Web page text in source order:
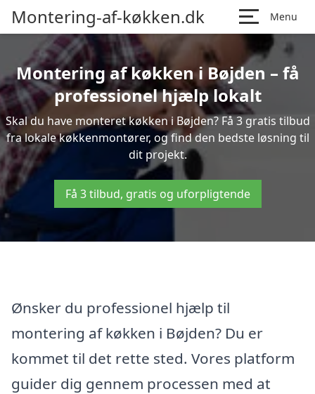
Montering-af-køkken.dk Menu
Montering af køkken i Bøjden – få
professionel hjælp lokalt
Skal du have monteret køkken i Bøjden? Få 3 gratis tilbud
fra lokale køkkenmontører, og find den bedste løsning til
dit projekt.
Få 3 tilbud, gratis og uforpligtende
Ønsker du professionel hjælp til
montering af køkken i Bøjden? Du er
kommet til det rette sted. Vores platform
guider dig gennem processen med at